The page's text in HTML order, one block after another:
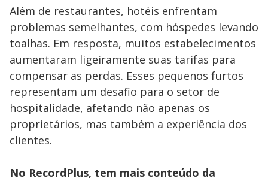
Além de restaurantes, hotéis enfrentam
problemas semelhantes, com hóspedes levando
toalhas. Em resposta, muitos estabelecimentos
aumentaram ligeiramente suas tarifas para
compensar as perdas. Esses pequenos furtos
representam um desafio para o setor de
hospitalidade, afetando não apenas os
proprietários, mas também a experiência dos
clientes.
No RecordPlus, tem mais conteúdo da